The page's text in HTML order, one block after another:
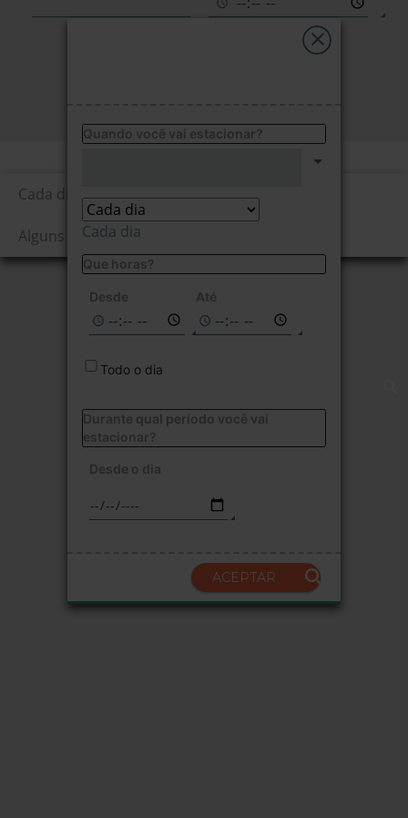
My Saba
FAQs
1,45€/1ª hora
Não disponível
nas datas
Quando você vai estacionar?
Cada dia
Que horas?
Desde Até
Todo o dia
Durante qual período você vai
estacionar?
Desde o dia
ACEPTAR
Cada dia
Alguns dias da semana